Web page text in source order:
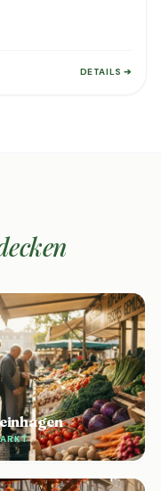
DETAILS ➔